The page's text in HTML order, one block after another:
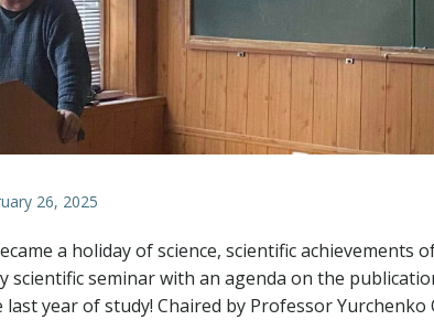
26, 2025
a holiday of science, scientific achievements
scientific seminar with an agenda on the
year of study! Chaired by Professor